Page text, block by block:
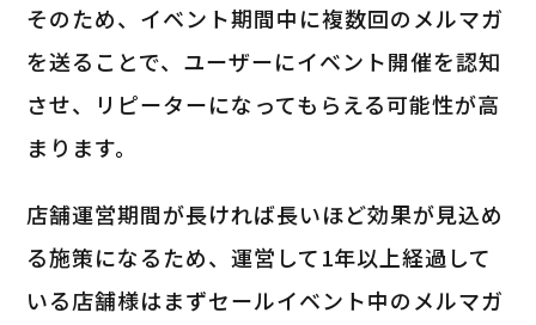
そのため、イベント期間中に複数回のメルマガ
を送ることで、ユーザーにイベント開催を認知
させ、リピーターになってもらえる可能性が高
まります。
店舗運営期間が長ければ長いほど効果が見込め
る施策になるため、運営して1年以上経過して
いる店舗様はまずセールイベント中のメルマガ